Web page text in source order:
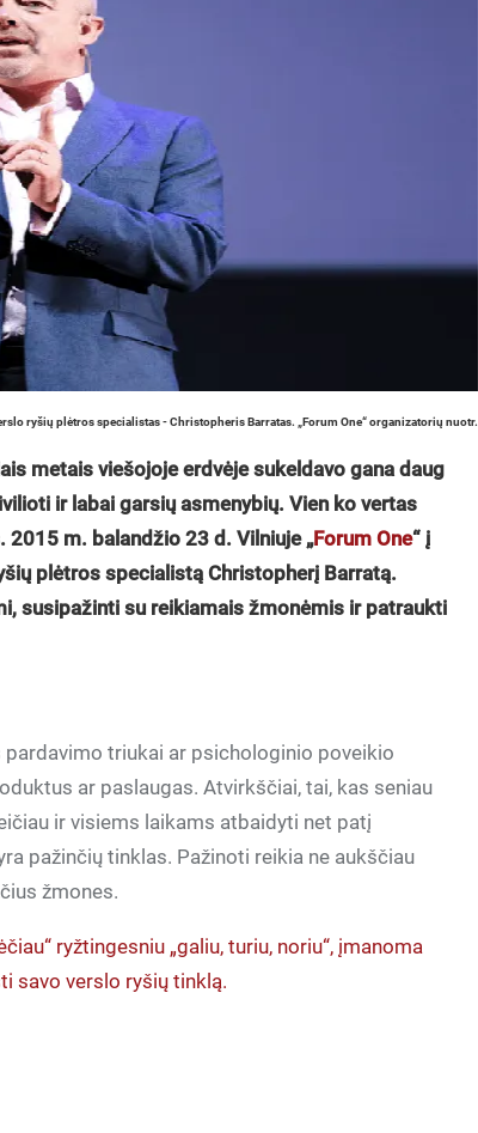
ryšių plėtros specialistas - Christopheris Barratas. „Forum One“ organizatorių nuotr.
metais viešojoje erdvėje sukeldavo gana daug
ir labai garsių asmenybių. Vien ko vertas
2015 m. balandžio 23 d. Vilniuje „Forum One“ į
plėtros specialistą Christopherį Barratą.
susipažinti su reikiamais žmonėmis ir patraukti
pardavimo triukai ar psichologinio poveikio
ar paslaugas. Atvirkščiai, tai, kas seniau
ir visiems laikams atbaidyti net patį
pažinčių tinklas. Pažinoti reikia ne aukščiau
žmones.
ryžtingesniu „galiu, turiu, noriu“, įmanoma
savo verslo ryšių tinklą.